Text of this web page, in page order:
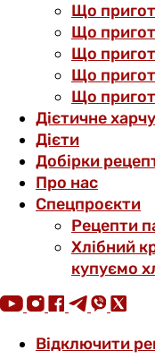
Що
Що
Що
Що
Що
Дієтичне
Дієти
Добірки
Про нас
Спецпроєкти
Рецепти
Хлібний
купуємо
Відключити